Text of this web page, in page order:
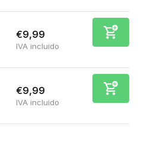
€9,99
IVA incluido
€9,99
IVA incluido